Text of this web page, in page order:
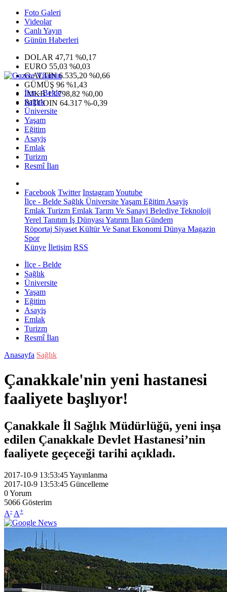
Foto Galeri
Videolar
Canlı Yayın
Günün Haberleri
DOLAR 47,71 %0,17
EURO 55,03 %0,03
G.ALTIN6.535,20 %0,66
GÜMÜŞ 96 %1,43
IMKB13.798,82 %0,00
BITCOIN 64.317 %-0,39
İlçe - Belde
Sağlık
Üniversite
Yaşam
Eğitim
Asayiş
Emlak
Turizm
Resmî İlan
Facebook Twitter InstagramYoutube
İlçe - Belde Sağlık ÜniversiteYaşam Eğitim Asayiş
Emlak Turizm Emlak Tarım Ve Sanayi Belediye Teknoloji
Yerel Tanıtım İş Dünyası Yatırım İlan Gündem
Röportaj Siyaset Kültür Ve Sanat Ekonomi Dünya Magazin
Spor
Künye İletişim RSS
İlçe - Belde
Sağlık
Üniversite
Yaşam
Eğitim
Asayiş
Emlak
Turizm
Resmî İlan
Anasayfa Sağlık
Çanakkale'nin yeni hastanesi
faaliyete başlıyor!
Çanakkale İl Sağlık Müdürlüğü, yeni inşa
edilen Çanakkale Devlet Hastanesi’nin
faaliyete geçeceği tarihi açıkladı.
2017-10-9 13:53:45Yayınlanma
2017-10-9 13:53:45 Güncelleme
0Yorum
5066 Gösterim
A- A+